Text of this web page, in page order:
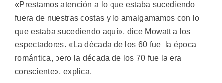
«Prestamos atención a lo que estaba sucediendo
fuera de nuestras costas y lo amalgamamos con lo
que estaba sucediendo aquí», dice Mowatt a los
espectadores. «La década de los 60 fue la época
romántica, pero la década de los 70 fue la era
consciente», explica.